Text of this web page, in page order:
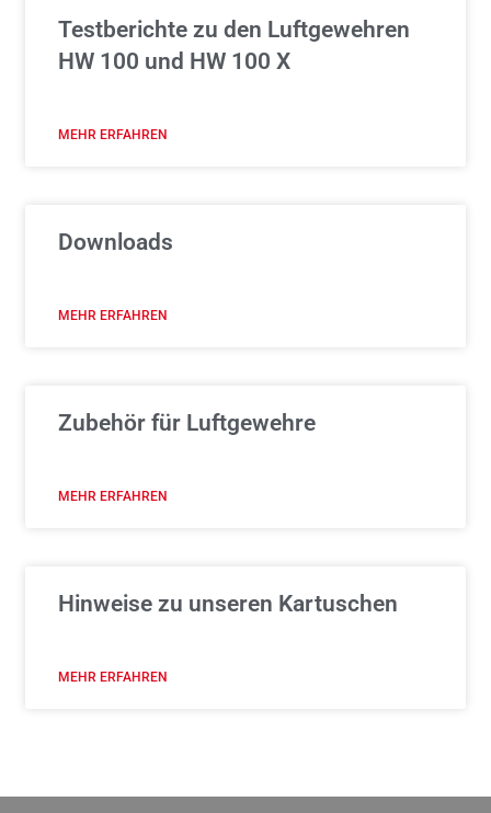
Testberichte zu den Luftgewehren
HW 100 und HW 100 X
MEHR ERFAHREN
Downloads
MEHR ERFAHREN
Zubehör für Luftgewehre
MEHR ERFAHREN
Hinweise zu unseren Kartuschen
MEHR ERFAHREN